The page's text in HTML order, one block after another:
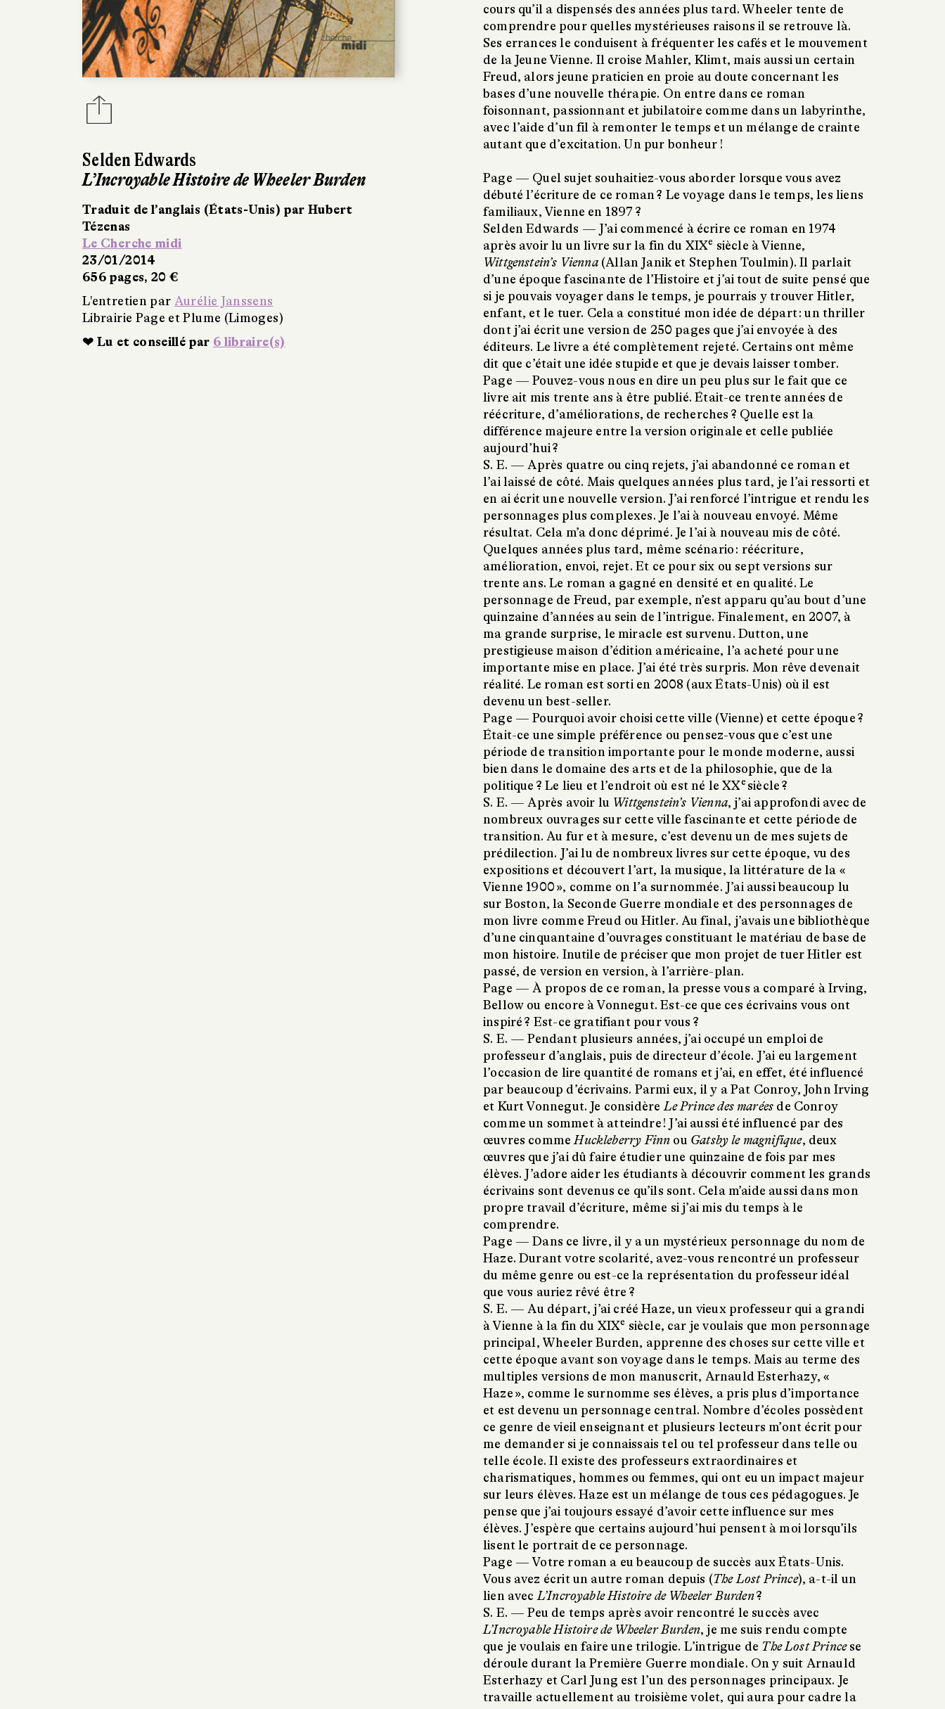
Selden Edwards
L’Incroyable Histoire de Wheeler Burden
Traduit de l’anglais (États-Unis) par Hubert
Tézenas
Le Cherche midi
23/01/2014
656 pages, 20 €
L'entretien par Aurélie Janssens
Librairie Page et Plume (Limoges)
❤ Lu et conseillé par 6 libraire(s)
cours qu’il a dispensés des années plus tard. Wheeler tente de
comprendre pour quelles mystérieuses raisons il se retrouve là.
Ses errances le conduisent à fréquenter les cafés et le mouvement
de la Jeune Vienne. Il croise Mahler, Klimt, mais aussi un certain
Freud, alors jeune praticien en proie au doute concernant les
bases d’une nouvelle thérapie. On entre dans ce roman
foisonnant, passionnant et jubilatoire comme dans un labyrinthe,
avec l’aide d’un fil à remonter le temps et un mélange de crainte
autant que d’excitation. Un pur bonheur !
Page — Quel sujet souhaitiez-vous aborder lorsque vous avez
débuté l’écriture de ce roman ? Le voyage dans le temps, les liens
familiaux, Vienne en 1897 ?
Selden Edwards — J’ai commencé à écrire ce roman en 1974
après avoir lu un livre sur la fin du XIXe siècle à Vienne,
Wittgenstein’s Vienna(Allan Janik et Stephen Toulmin). Il parlait
d’une époque fascinante de l’Histoire et j’ai tout de suite pensé que
si je pouvais voyager dans le temps, je pourrais y trouver Hitler,
enfant, et le tuer. Cela a constitué mon idée de départ : un thriller
dont j’ai écrit une version de 250 pages que j’ai envoyée à des
éditeurs. Le livre a été complètement rejeté. Certains ont même
dit que c’était une idée stupide et que je devais laisser tomber.
Page — Pouvez-vous nous en dire un peu plus sur le fait que ce
livre ait mis trente ans à être publié. Était-ce trente années de
réécriture, d’améliorations, de recherches ? Quelle est la
différence majeure entre la version originale et celle publiée
aujourd’hui ?
S. E. — Après quatre ou cinq rejets, j’ai abandonné ce roman et
l’ai laissé de côté. Mais quelques années plus tard, je l’ai ressorti et
en ai écrit une nouvelle version. J’ai renforcé l’intrigue et rendu les
personnages plus complexes. Je l’ai à nouveau envoyé. Même
résultat. Cela m’a donc déprimé. Je l’ai à nouveau mis de côté.
Quelques années plus tard, même scénario : réécriture,
amélioration, envoi, rejet. Et ce pour six ou sept versions sur
trente ans. Le roman a gagné en densité et en qualité. Le
personnage de Freud, par exemple, n’est apparu qu’au bout d’une
quinzaine d’années au sein de l’intrigue. Finalement, en 2007, à
ma grande surprise, le miracle est survenu. Dutton, une
prestigieuse maison d’édition américaine, l’a acheté pour une
importante mise en place. J’ai été très surpris. Mon rêve devenait
réalité. Le roman est sorti en 2008 (aux États-Unis) où il est
devenu un best-seller.
Page —Pourquoi avoir choisi cette ville (Vienne) et cette époque ?
Était-ce une simple préférence ou pensez-vous que c’est une
période de transition importante pour le monde moderne, aussi
bien dans le domaine des arts et de la philosophie, que de la
politique ? Le lieu et l’endroit où est né le XXe siècle ?
S. E. — Après avoir lu Wittgenstein’s Vienna, j’ai approfondi avec de
nombreux ouvrages sur cette ville fascinante et cette période de
transition. Au fur et à mesure, c’est devenu un de mes sujets de
prédilection. J’ai lu de nombreux livres sur cette époque, vu des
expositions et découvert l’art, la musique, la littérature de la «
Vienne 1900 », comme on l’a surnommée. J’ai aussi beaucoup lu
sur Boston, la Seconde Guerre mondiale et des personnages de
mon livre comme Freud ou Hitler. Au final, j’avais une bibliothèque
d’une cinquantaine d’ouvrages constituant le matériau de base de
mon histoire. Inutile de préciser que mon projet de tuer Hitler est
passé, de version en version, à l’arrière-plan.
Page — À propos de ce roman, la presse vous a comparé à Irving,
Bellow ou encore à Vonnegut. Est-ce que ces écrivains vous ont
inspiré ? Est-ce gratifiant pour vous ?
S. E. — Pendant plusieurs années, j’ai occupé un emploi de
professeur d’anglais, puis de directeur d’école. J’ai eu largement
l’occasion de lire quantité de romans et j’ai, en effet, été influencé
par beaucoup d’écrivains. Parmi eux, il y a Pat Conroy, John Irving
et Kurt Vonnegut. Je considère Le Prince des marées de Conroy
comme un sommet à atteindre ! J’ai aussi été influencé par des
œuvres comme Huckleberry Finn ou Gatsby le magnifique, deux
œuvres que j’ai dû faire étudier une quinzaine de fois par mes
élèves. J’adore aider les étudiants à découvrir comment les grands
écrivains sont devenus ce qu’ils sont. Cela m’aide aussi dans mon
propre travail d’écriture, même si j’ai mis du temps à le
comprendre.
Page — Dans ce livre, il y a un mystérieux personnage du nom de
Haze. Durant votre scolarité, avez-vous rencontré un professeur
du même genre ou est-ce la représentation du professeur idéal
que vous auriez rêvé être ?
S. E. — Au départ, j’ai créé Haze, un vieux professeur qui a grandi
à Vienne à la fin du XIXe siècle, car je voulais que mon personnage
principal, Wheeler Burden, apprenne des choses sur cette ville et
cette époque avant son voyage dans le temps. Mais au terme des
multiples versions de mon manuscrit, Arnauld Esterhazy, «
Haze », comme le surnomme ses élèves, a pris plus d’importance
et est devenu un personnage central. Nombre d’écoles possèdent
ce genre de vieil enseignant et plusieurs lecteurs m’ont écrit pour
me demander si je connaissais tel ou tel professeur dans telle ou
telle école. Il existe des professeurs extraordinaires et
charismatiques, hommes ou femmes, qui ont eu un impact majeur
sur leurs élèves. Haze est un mélange de tous ces pédagogues. Je
pense que j’ai toujours essayé d’avoir cette influence sur mes
élèves. J’espère que certains aujourd’hui pensent à moi lorsqu’ils
lisent le portrait de ce personnage.
Page — Votre roman a eu beaucoup de succès aux États-Unis.
Vous avez écrit un autre roman depuis (The Lost Prince), a-t-il un
lien avec L’Incroyable Histoire de Wheeler Burden?
S. E. —Peu de temps après avoir rencontré le succès avec
L’Incroyable Histoire de Wheeler Burden, je me suis rendu compte
que je voulais en faire une trilogie. L’intrigue de The Lost Princese
déroule durant la Première Guerre mondiale. On y suit Arnauld
Esterhazy et Carl Jung est l’un des personnages principaux. Je
travaille actuellement au troisième volet, qui aura pour cadre la